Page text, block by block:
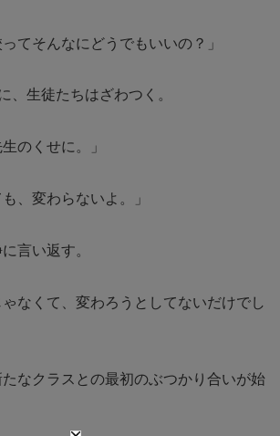
ってそんなにどうでもいいの？」
、生徒たちはざわつく。
のくせに。」
、変わらないよ。」
言い返す。
ゃなくて、変わろうとしてないだけでし
なクラスとの最初のぶつかり合いが始